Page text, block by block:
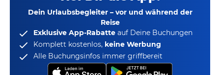
Dein Urlaubsbegleiter – vor und während der
Reise
Exklusive App-Rabatte auf Deine Buchungen
Komplett kostenlos, keine Werbung
Alle Buchungsinfos immer griffbereit